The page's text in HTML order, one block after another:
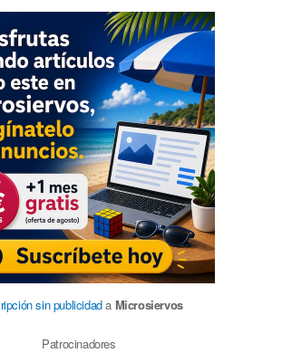
sin publicidada Microsiervos
Patrocinadores